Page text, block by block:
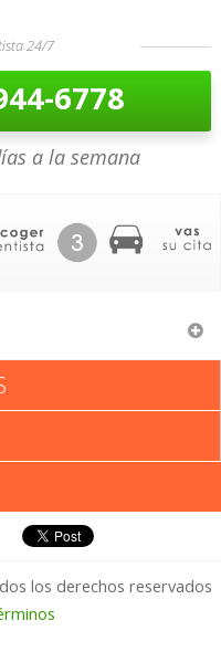
24/7
6778
a la semana
tu
los derechos reservados